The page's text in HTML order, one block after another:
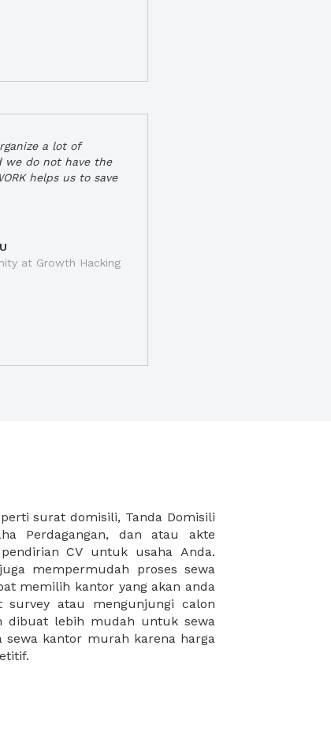
a lot of
we do not have the
helps us to save
at Growth Hacking